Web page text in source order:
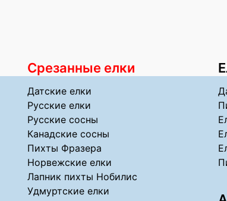
Срезанные елки
Датские елки
Русские елки
Русские сосны
Канадские сосны
Пихты Фразера
Норвежские елки
Лапник пихты Нобилис
Удмуртские елки